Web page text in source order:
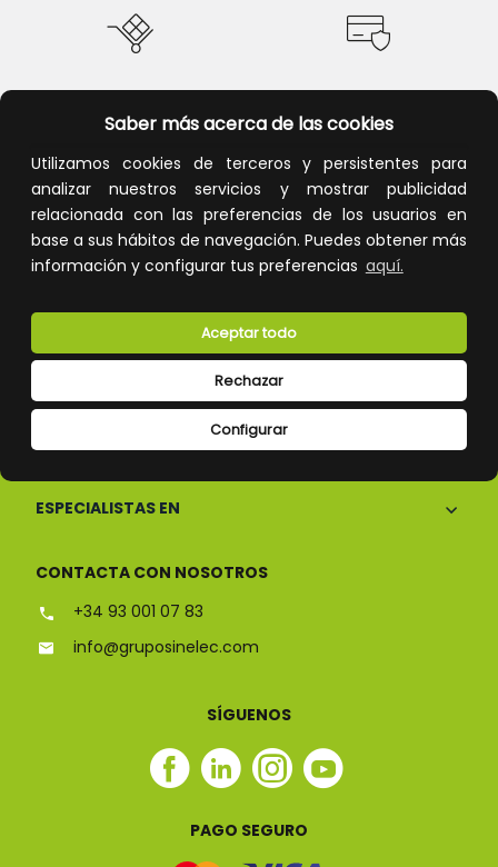
Saber más acerca de las cookies
Utilizamos cookies de terceros y persistentes para
analizar nuestros servicios y mostrar publicidad
relacionada con las preferencias de los usuarios en
base a sus hábitos de navegación. Puedes obtener más
información y configurar tus preferencias aquí.
Configurar
Rechazar
Aceptar todo
Atención al cliente
CONÓCENOS
ESPECIALISTAS EN
CONTACTA CON NOSOTROS
+34 93 001 07 83
info@gruposinelec.com
SÍGUENOS
Facebook
Linkedin
Instagram
Youtube
PAGO SEGURO